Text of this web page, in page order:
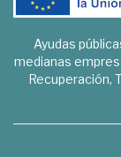
Ayudas
medianas
Recuperación,